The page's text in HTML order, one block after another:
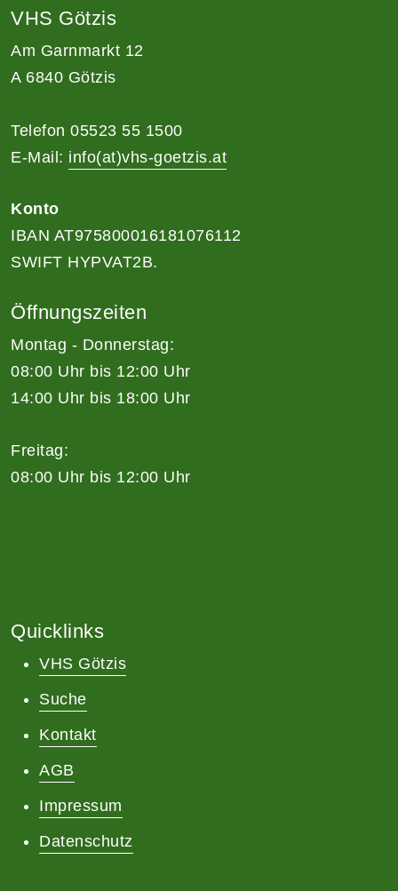
VHS Götzis
Am Garnmarkt 12
A 6840 Götzis
Telefon 05523 55 1500
E-Mail: info(at)vhs-goetzis.at
Konto
IBAN AT975800016181076112
SWIFT HYPVAT2B.
Öffnungszeiten
Montag - Donnerstag:
08:00 Uhr bis 12:00 Uhr
14:00 Uhr bis 18:00 Uhr
Freitag:
08:00 Uhr bis 12:00 Uhr
Quicklinks
VHS Götzis
Suche
Kontakt
AGB
Impressum
Datenschutz